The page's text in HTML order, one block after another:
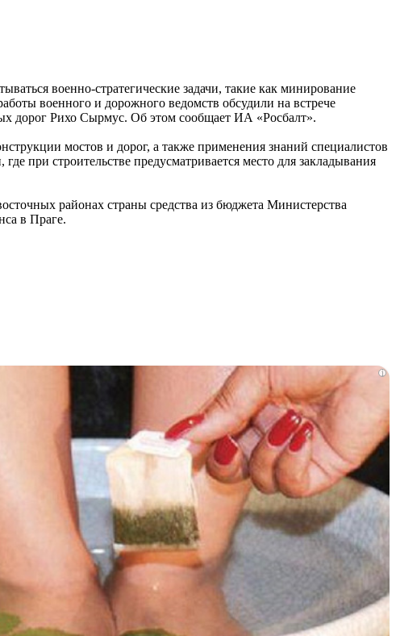
военно-стратегические задачи, такие как минирование
военного и дорожного ведомств обсудили на встрече
дорог Рихо Сырмус. Об этом сообщает ИА «Росбалт».
мостов и дорог, а также применения знаний специалистов
при строительстве предусматривается место для закладывания
районах страны средства из бюджета Министерства
в Праге.
i